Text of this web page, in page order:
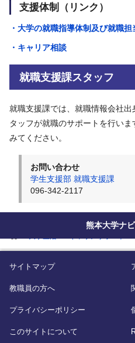
home
支援体制（リンク）
・大学の就職指導体制及び就職担
・キャリア相談
就職支援課スタッフ
就職支援課では、就職情報会社
タッフが就職のサポートを行い
みてください。
お問い合わせ
学生支援部 就職支援課
096-342-2117
熊本大学ナ
サイトマップ
教職員の方へ
プライバシーポリシー
このサイトについて